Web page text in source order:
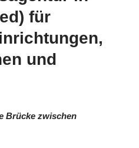
für
und
Brücke zwischen